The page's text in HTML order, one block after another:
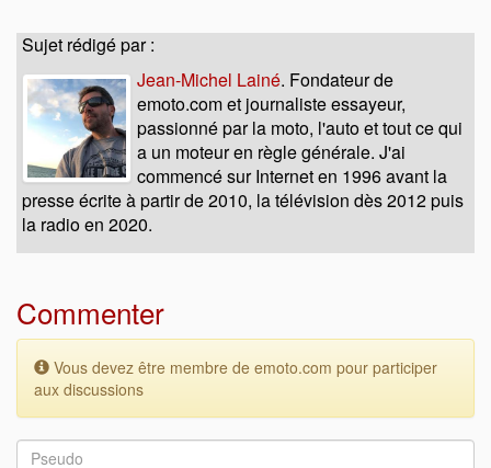
Sujet rédigé par :
Jean-Michel Lainé. Fondateur de
emoto.com et journaliste essayeur,
passionné par la moto, l'auto et tout ce qui
a un moteur en règle générale. J'ai
commencé sur Internet en 1996 avant la
presse écrite à partir de 2010, la télévision dès 2012 puis
la radio en 2020.
Commenter
Vous devez être membre de emoto.com pour participer
aux discussions